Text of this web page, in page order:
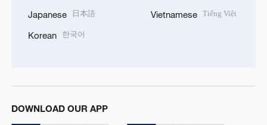
Japanese 日本語
Korean 한국어
Vietnamese Tiếng Việt
DOWNLOAD OUR APP